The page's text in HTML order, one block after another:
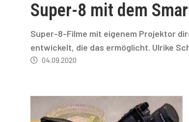
Super-8 mit dem
Super-8-Filme mit eigenem Projektor
entwickelt, die das ermöglicht. Ulrike
04.09.2020